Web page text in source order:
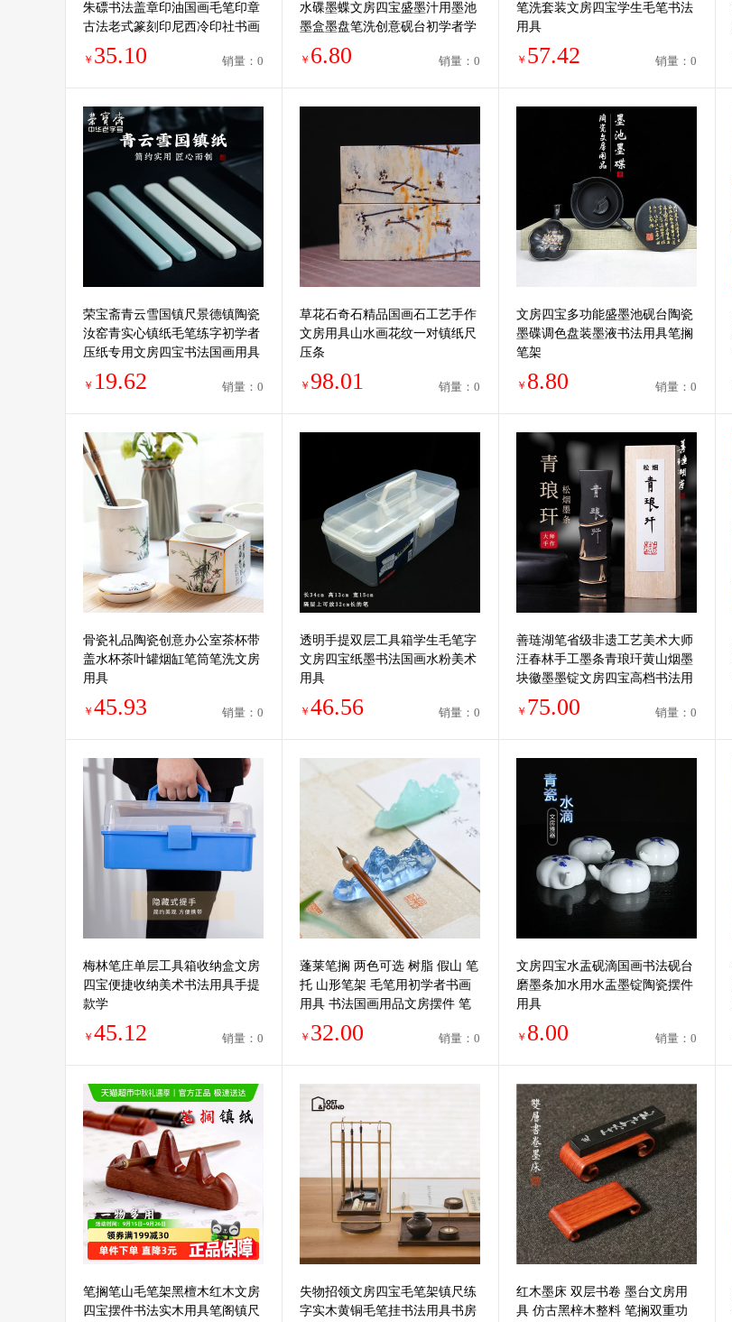
朱磦书法盖章印油国画毛笔印章
古法老式篆刻印尼西冷印社书画
专用传统仿古礼物
￥ 35.10 销量：0
水碟墨蝶文房四宝盛墨汁用墨池
墨盒墨盘笔洗创意砚台初学者学
生国画书法用具
￥ 6.80 销量：0
笔洗套装文房四宝学生毛笔书法
用具
￥ 57.42 销量：0
荣宝斋青云雪国镇尺景德镇陶瓷
汝窑青实心镇纸毛笔练字初学者
压纸专用文房四宝书法国画用具
￥ 19.62 销量：0
草花石奇石精品国画石工艺手作
文房用具山水画花纹一对镇纸尺
压条
￥ 98.01 销量：0
文房四宝多功能盛墨池砚台陶瓷
墨碟调色盘装墨液书法用具笔搁
笔架
￥ 8.80 销量：0
骨瓷礼品陶瓷创意办公室茶杯带
盖水杯茶叶罐烟缸笔筒笔洗文房
用具
￥ 45.93 销量：0
透明手提双层工具箱学生毛笔字
文房四宝纸墨书法国画水粉美术
用具
￥ 46.56 销量：0
善琏湖笔省级非遗工艺美术大师
汪春林手工墨条青琅玕黄山烟墨
块徽墨墨锭文房四宝高档书法用
具研墨用品书法
￥ 75.00 销量：0
梅林笔庄单层工具箱收纳盒文房
四宝便捷收纳美术书法用具手提
款学
￥ 45.12 销量：0
蓬莱笔搁 两色可选 树脂 假山 笔
托 山形笔架 毛笔用初学者书画
用具 书法国画用品文房摆件 笔
置茶置
￥ 32.00 销量：0
文房四宝水盂砚滴国画书法砚台
磨墨条加水用水盂墨锭陶瓷摆件
用具
￥ 8.00 销量：0
笔搁笔山毛笔架黑檀木红木文房
四宝摆件书法实木用具笔阁镇尺
失物招领文房四宝毛笔架镇尺练
字实木黄铜毛笔挂书法用具书房
红木墨床 双层书卷 墨台文房用
具 仿古黑梓木整料 笔搁双重功